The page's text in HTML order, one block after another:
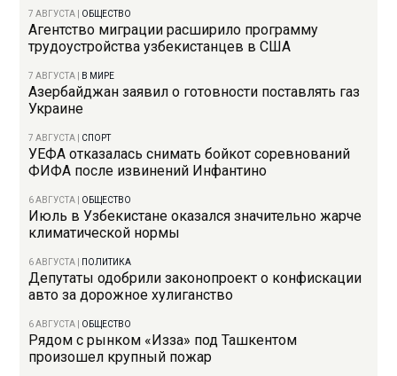
7 АВГУСТА ОБЩЕСТВО
Агентство миграции расширило программу
трудоустройства узбекистанцев в США
7 АВГУСТА В МИРЕ
Азербайджан заявил о готовности поставлять газ
Украине
7 АВГУСТА СПОРТ
УЕФА отказалась снимать бойкот соревнований
ФИФА после извинений Инфантино
6 АВГУСТА ОБЩЕСТВО
Июль в Узбекистане оказался значительно жарче
климатической нормы
6 АВГУСТА ПОЛИТИКА
Депутаты одобрили законопроект о конфискации
авто за дорожное хулиганство
6 АВГУСТА ОБЩЕСТВО
Рядом с рынком «Изза» под Ташкентом
произошел крупный пожар